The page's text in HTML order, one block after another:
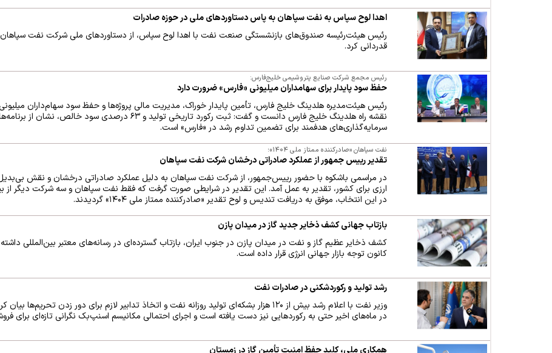
اهدا لوح سپاس به نفت سپاهان به پاس دستاوردهای ملی در حوزه صادرات
رئیس هیئت‌رئیسه صندوق‌های بازنشستگی صنعت نفت با اهدا لوح سپاس، از دستاوردهای ملی شرکت نفت
قدردانی کرد.
رئیس مجمع‌ شرکت صنایع پتروشیمی خلیج‌فارس:
حفظ سود پایدار برای سهامداران میلیونی «فارس» ضرورت دارد
رئیس هیئت‌مدیره هلدینگ خلیج فارس، تأمین پایدار خوراک، مدیریت مالی پروژه‌ها و حفظ سود سهام‌داران
نقشه راه هلدینگ خلیج فارس دانست و گفت: ثبت رکورد تاریخی تولید و ۶۳ درصدی
سرمایه‌گذاری‌های هدفمند برای تضمین تداوم رشد در «فارس» است.
نفت سپاهان «صادرکننده ممتاز ملی ۱۴۰۴»؛
تقدیر رییس جمهور از عملکرد صادراتی درخشان شرکت نفت سپاهان
در مراسمی باشکوه با حضور رییس‌جمهور، از شرکت نفت سپاهان به دلیل عملکرد صادراتی درخشان و نقش
ارزی برای کشور، تقدیر به عمل آمد. این تقدیر در شرایطی صورت گرفت که فقط نفت سپاهان و سه شرکت دیگر
در این انتخاب، موفق به دریافت تندیس و لوح تقدیر «صادرکننده ممتاز ملی ۱۴۰۴» گردیدند.
بازتاب جهانی کشف ذخایر جدید گاز در میدان پازن
کشف ذخایر عظیم گاز و نفت در میدان پازن در جنوب ایران، بازتاب گسترده‌ای در رسانه‌های معتبر بین‌المللی داشته و
کانون توجه بازار جهانی انرژی قرار داده است.
رشد تولید و رکوردشکنی در صادرات نفت
وزیر نفت با اعلام رشد بیش از ۱۲۰ هزار بشکه‌ای تولید روزانه نفت و اتخاذ تدابیر لازم برای دور زدن
در ماه‌های اخیر حتی به رکوردهایی نیز دست یافته است و اجرای احتمالی مکانیسم اسنپ‌بک نگرانی تازه‌ای برای
همکاری ملی، کلید حفظ امنیت تأمین گاز در زمستان